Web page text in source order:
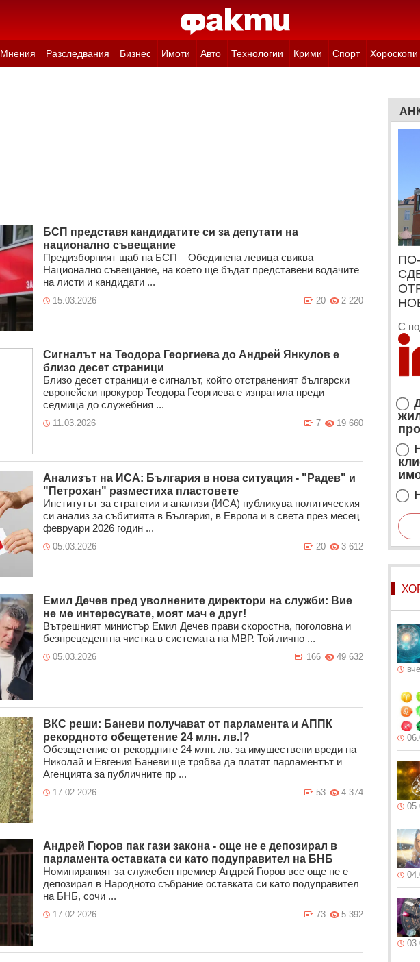
Мнения Разследвания Бизнес Имоти Авто Технологии Крими Спорт Хороскопи
БСП представя кандидатите си за депутати на
национално съвещание
Предизборният щаб на БСП – Обединена левица свиква
Национално съвещание, на което ще бъдат представени водачите
на листи и кандидати ...
15.03.2026 2 220
20
Сигналът на Теодора Георгиева до Андрей Янкулов е
близо десет страници
Близо десет страници е сигналът, който отстраненият български
европейски прокурор Теодора Георгиева е изпратила преди
седмица до служебния ...
11.03.2026 19 660
7
Анализът на ИСА: България в нова ситуация - "Радев" и
"Петрохан" разместиха пластовете
Институтът за стратегии и анализи (ИСА) публикува политическия
си анализ за събитията в България, в Европа и в света през месец
февруари 2026 годин ...
05.03.2026 3 612
20
Емил Дечев пред уволнените директори на служби: Вие
не ме интересувате, моят мач е друг!
Вътрешният министър Емил Дечев прави скоростна, поголовна и
безпрецедентна чистка в системата на МВР. Той лично ...
05.03.2026 49 632
166
ВКС реши: Баневи получават от парламента и АППК
рекордното обещетение 24 млн. лв.!?
Обезщетение от рекордните 24 млн. лв. за имуществени вреди на
Николай и Евгения Баневи ще трябва да платят парламентът и
Агeнцията зa пyбличнитe пp ...
17.02.2026 4 374
53
Андрей Гюров пак гази закона - още не е депозирал в
парламента оставката си като подуправител на БНБ
Номинираният за служебен премиер Андрей Гюров все още не е
депозирал в Народното събрание оставката си като подуправител
на БНБ, сочи ...
17.02.2026 5 392
73
С